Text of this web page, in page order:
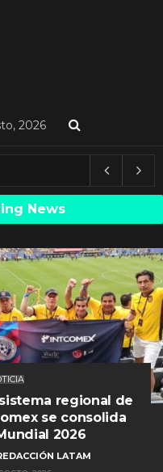
2026
News
regional de
se consolida
2026
LATAM